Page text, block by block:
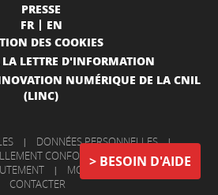
BESOIN D'AIDE
PRESSE
FR
EN
DES COOKIES
LETTRE D'INFORMATION
NUMÉRIQUE DE LA CNIL
(LINC)
| DONNÉES PERSONNELLES |
CONFORME
|
INFORMATIONS
| MON COMPTE |
NOUS
CONTACTER